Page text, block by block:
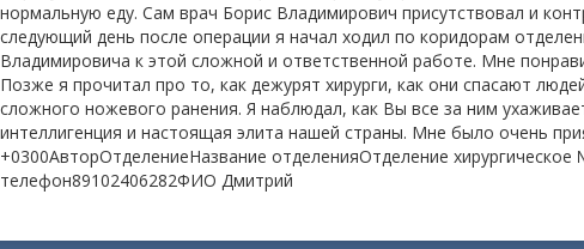
нормальную еду. Сам врач Борис Владимирович присутствовал и
следующий день после операции я начал ходил по коридорам
Владимировича к этой сложной и ответственной работе. Мне
Позже я прочитал про то, как дежурят хирурги, как они спасают
сложного ножевого ранения. Я наблюдал, как Вы все за ним
интеллигенция и настоящая элита нашей страны. Мне было очень
+0300АвторОтделениеНазвание отделенияОтделение
телефон89102406282ФИО Дмитрий